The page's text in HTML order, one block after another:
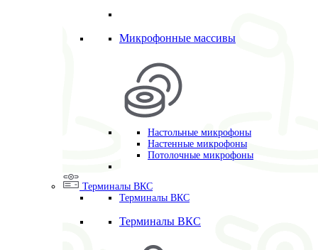
Микрофонные массивы
Настольные микрофоны
Настенные микрофоны
Потолочные микрофоны
Терминалы ВКС
Терминалы ВКС
Терминалы ВКС